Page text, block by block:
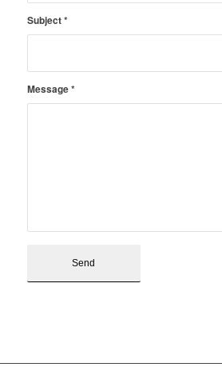
Subject*
Message*